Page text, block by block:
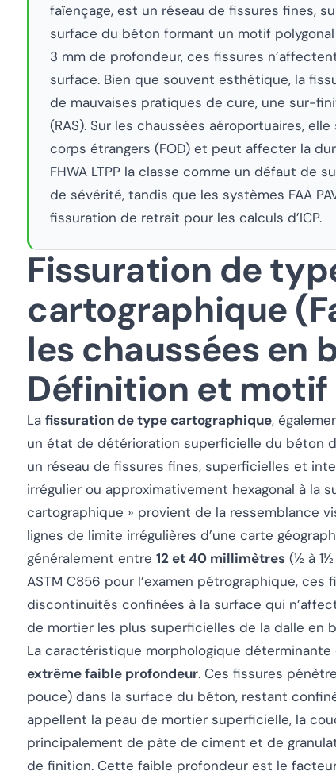
faïençage, est un réseau de fissures fines,
surface du béton formant un motif
3 mm de profondeur, ces fissures
surface. Bien que souvent esthétique, la
de mauvaises pratiques de cure, une sur-
(RAS). Sur les chaussées aéroportuaires,
corps étrangers (FOD) et peut affecter la
FHWA LTPP la classe comme un défaut de
de sévérité, tandis que les systèmes FAA
fissuration de retrait pour les calculs d’ICP.
Fissuration de
cartographique
les chaussées en
Définition et
La fissuration de type cartographique,
un état de détérioration superficielle du béton
un réseau de fissures fines, superficielles et
irrégulier ou approximativement hexagonal à la
cartographique » provient de la ressemblance
lignes de limite irrégulières d’une carte
généralement entre 12 et 40 millimètres (½ à
ASTM C856 pour l’examen pétrographique,
discontinuités confinées à la surface qui
de mortier les plus superficielles de la dalle en
La caractéristique morphologique
extrême faible profondeur. Ces fissures
pouce) dans la surface du béton, restant
appellent la peau de mortier superficielle, la
principalement de pâte de ciment et de
de finition. Cette faible profondeur est le